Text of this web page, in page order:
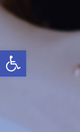
Abrir barra de